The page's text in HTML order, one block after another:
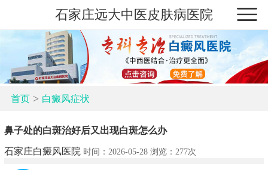
石家庄远大中医皮肤病医院
首页> 白癜风症状
鼻子处的白斑治好后又出现白斑怎么办
石家庄白癜风医院 时间：2026-05-28 浏览： 277次